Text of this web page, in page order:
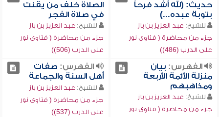
حديث: (لله أشد فرحاً
بتوبة عبده...)
للشيخ: عبد العزيز بن باز
جزء من محاضرة ( فتاوى نور
على الدرب (486))
الصلاة خلف من يقنت
في صلاة الفجر
للشيخ: عبد العزيز بن باز
جزء من محاضرة ( فتاوى نور
على الدرب (506))
الفهرس: بيان
منزلة الأئمة الأربعة
ومذاهبهم
للشيخ: عبد العزيز بن باز
جزء من محاضرة ( فتاوى نور
الفهرس: صفات
أهل السنة والجماعة
للشيخ: عبد العزيز بن باز
جزء من محاضرة ( فتاوى نور
على الدرب (537))